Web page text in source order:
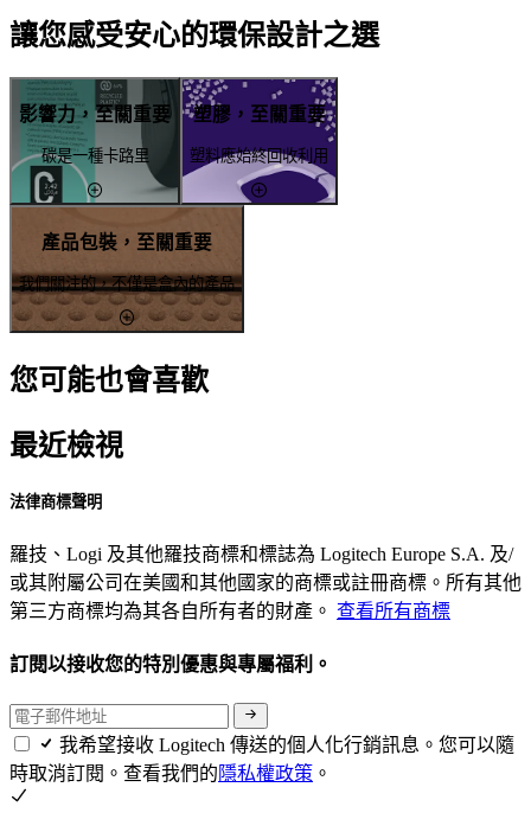
讓您感受安心的環保設計之選
影響力，至關重要
碳是一種卡路里
塑膠，至關重要
塑料應始終回收利用
產品包裝，至關重要
我們關注的，不僅是盒內的產品
您可能也會喜歡
最近檢視
法律商標聲明
羅技、Logi 及其他羅技商標和標誌為 Logitech Europe S.A. 及/
或其附屬公司在美國和其他國家的商標或註冊商標。所有其他
第三方商標均為其各自所有者的財產。 查看所有商標
訂閱以接收您的特別優惠與專屬福利。
我希望接收 Logitech 傳送的個人化行銷訊息。您可以隨
時取消訂閱。查看我們的隱私權政策 。